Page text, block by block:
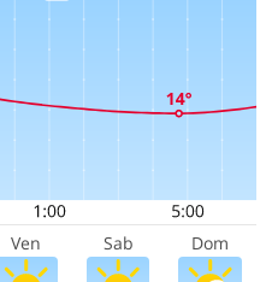
Ven Sab Dom